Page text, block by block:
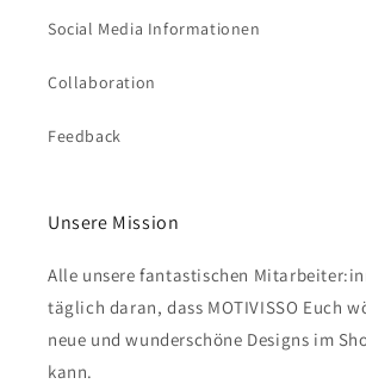
Social Media Informationen
Collaboration
Feedback
Unsere Mission
Alle unsere fantastischen
täglich daran, dass MOTIVISSO Euch
neue und wunderschöne Designs im
kann.